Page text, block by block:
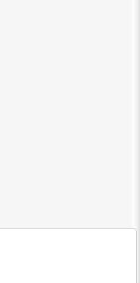
ve mesafeli satış
durumda doğacak yasal
ait olacak ve cezai